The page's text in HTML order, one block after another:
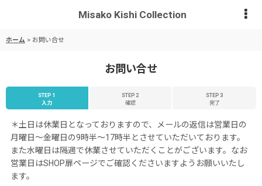
Misako Kishi Collection
ホーム > お問い合せ
お問い合せ
STEP 1
入力
STEP 2
確認
STEP 3
完了
＊土日は休業日となっておりますので、メールの返信は営業日の
月曜日〜金曜日の9時半〜17時半とさせていただいております。
また水曜日は隔週で休業させていただくことがございます。なお
営業日はSHOP扉ページでご確認くださいますようお願いいたし
ます。